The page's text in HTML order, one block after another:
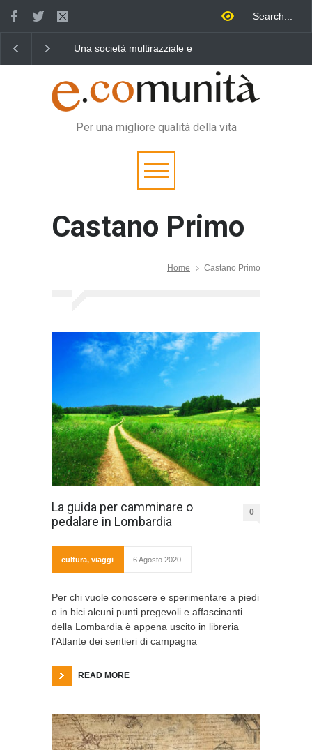
società multirazziale e
Benedetta primavera,
Per una migliore qualità della vita
Castano Primo
Home Castano Primo
La guida per camminare o
pedalare in Lombardia
0
cultura, viaggi 6 Agosto 2020
Per chi vuole conoscere e sperimentare a piedi
o in bici alcuni punti pregevoli e affascinanti
della Lombardia è appena uscito in libreria
l’Atlante dei sentieri di campagna
READ MORE